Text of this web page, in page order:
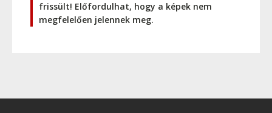
frissült! Előfordulhat, hogy a képek nem
megfelelően jelennek meg.